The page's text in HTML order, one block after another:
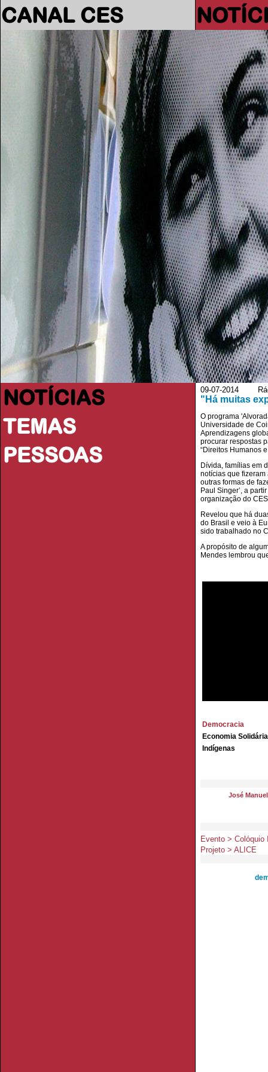
CANAL CES
NOTÍCIAS
TEMAS
PESSOAS
09-07-2014
"Há muitas
O programa
Universidade de
Aprendizagens
procurar respostas
“Direitos Humanos
Dívida, famílias em
notícias que
outras formas de
Paul Singer’, a
organização do
Revelou que há
do Brasil e veio à
sido trabalhado no
A propósito de
Mendes lembrou
Democracia
Economia Solidária
Indígenas
José
Evento >
Projeto > ALICE